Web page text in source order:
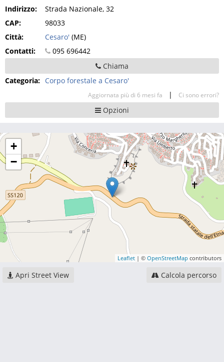
Indirizzo:
Strada Nazionale, 32
CAP:
98033
Città:
Cesaro' (ME)
Contatti:
095 696442
Chiama
Categoria: Corpo forestale a Cesaro'
Aggiornata più di 6 mesi fa | Ci sono errori?
Opzioni
+
−
Leaflet | © OpenStreetMap contributors
Apri Street View Calcola percorso